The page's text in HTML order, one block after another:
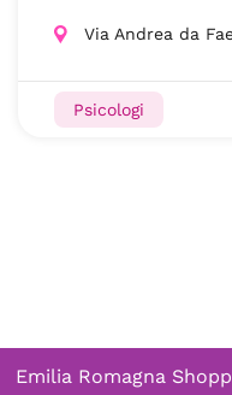
Via Andrea da
Psicologi
Emilia Romagna